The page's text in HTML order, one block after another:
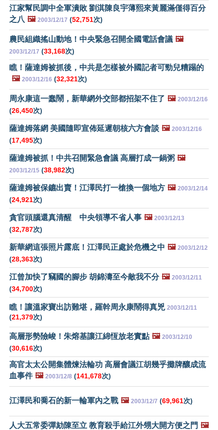
江家幫民調中全軍潰敗 劉淇陳良宇薄熙來黃麗滿僅得百分
之八 🖼️ 2003/12/17 (52,751次)
農民組織搖山動地！中央緊急召開全國電話會議 🖼️
2003/12/17 (33,168次)
瞧！薩達姆被抓後，中共是怎樣被外國記者可勁兒糟蹋的
🖼️ 2003/12/16 (32,321次)
周永康這一蠢鬧，新華網外交部都招架不住了 🖼️ 2003/12/16
(26,450次)
薩達姆落網 美國隨即宣佈延遲朝核六方會談 🖼️ 2003/12/16
(17,495次)
薩達姆被抓！中共召開緊急會議 高層打成一鍋粥 🖼️
2003/12/15 (38,982次)
薩達姆被保鑣出賣！江澤民打一槍換一個地方 🖼️ 2003/12/14
(24,921次)
貪官頭腦還真清醒 中央領導不省人事 🖼️ 2003/12/13
(32,787次)
新華網這張照片露底！江澤民正處於危機之中 🖼️ 2003/12/12
(28,363次)
江曾加快了竊國的腳步 胡錦濤至今敵我不分 🖼️ 2003/12/11
(34,700次)
瞧！讓溫家寶出訪難堪，羅幹周永康鬧得真兇 2003/12/11
(21,379次)
高層形勢險峻！朱熔基讓江綿恆放老實點 🖼️ 2003/12/10
(30,616次)
高官太太公開集體煉法輪功 高層會議江胡幾乎攤牌釀成流
血事件 🖼️ 2003/12/8 (141,678次)
江澤民和喬石的新一輪軍內之戰 🖼️ 2003/12/7 (69,961次)
人大五常委彈劾陳至立 教育殺手給江外甥大開方便之門 🖼️